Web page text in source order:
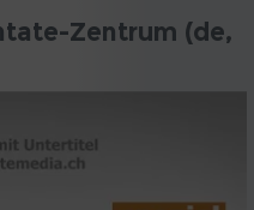
Zentrum (de,